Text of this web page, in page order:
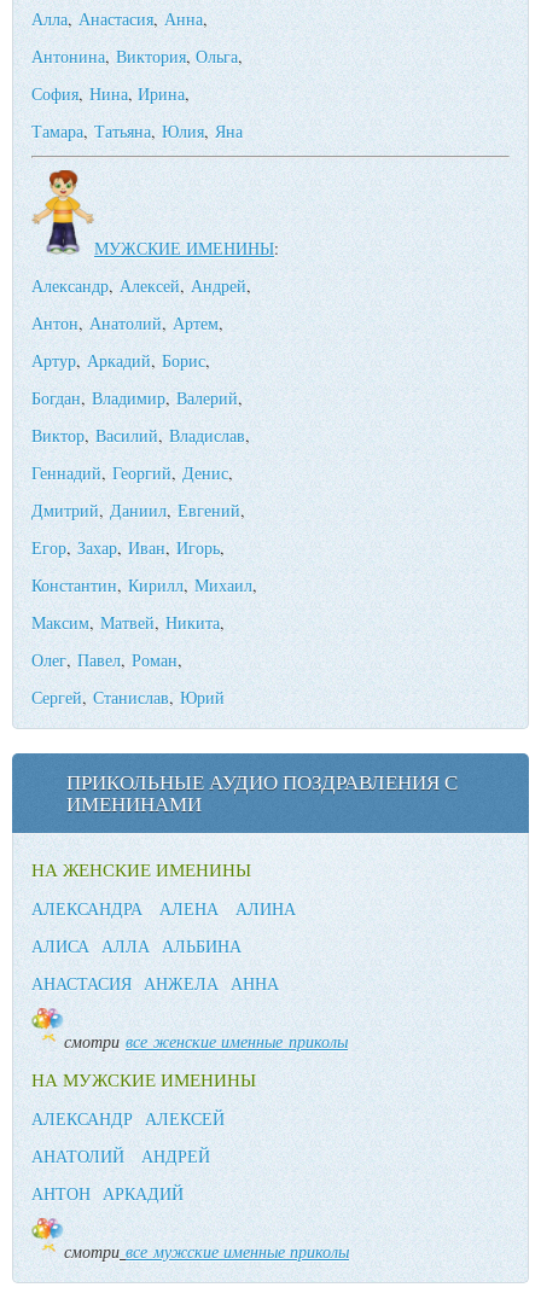
Алла,Анастасия,Анна,
Антонина,Виктория, Ольга,
София,Нина, Ирина,
Тамара,Татьяна,Юлия,Яна
МУЖСКИЕ ИМЕНИНЫ:
Александр, Алексей,Андрей,
Антон,Анатолий,Артем,
Артур,Аркадий,Борис,
Богдан, Владимир,Валерий,
Виктор,Василий, Владислав,
Геннадий,Георгий, Денис,
Дмитрий,Даниил,Евгений,
Егор,Захар, Иван,Игорь,
Константин,Кирилл, Михаил,
Максим, Матвей,Никита,
Олег, Павел, Роман,
Сергей, Станислав,Юрий
ПРИКОЛЬНЫЕ АУДИО ПОЗДРАВЛЕНИЯ С
ИМЕНИНАМИ
НА ЖЕНСКИЕ ИМЕНИНЫ
АЛЕКСАНДРА АЛЕНА
АЛИНА
АЛИСА АЛЛА АЛЬБИНА
АНАСТАСИЯ АНЖЕЛА АННА
смотри все женские именные приколы
НА МУЖСКИЕ ИМЕНИНЫ
АЛЕКСАНДР АЛЕКСЕЙ
АНАТОЛИЙ
АНДРЕЙ
АНТОН АРКАДИЙ
смотри все мужские именные приколы